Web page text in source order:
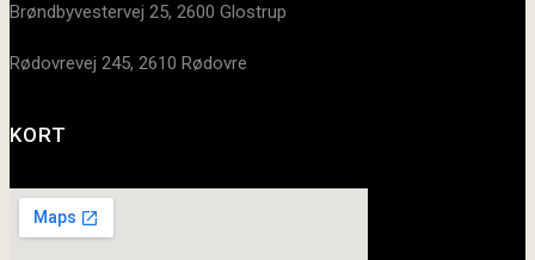
Brøndbyvestervej 25, 2600 Glostrup
Rødovrevej 245, 2610 Rødovre
KORT